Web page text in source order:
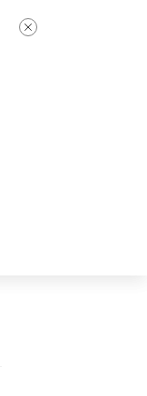
2026